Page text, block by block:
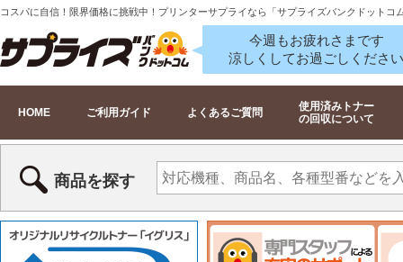
コスパに自信！限界価格に挑戦中！プリンターサプライなら「サプライズバンクドットコ
今週もお疲れさまです
涼しくしてお過ごしください
HOME ご利用ガイド よくあるご質問
使用済みトナー
の回収について
商品を探す